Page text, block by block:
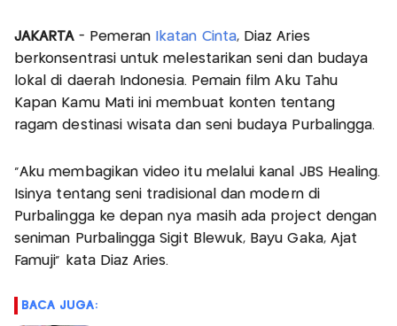
JAKARTA- Pemeran Ikatan Cinta, Diaz Aries
berkonsentrasi untuk melestarikan seni dan budaya
lokal di daerah Indonesia. Pemain film Aku Tahu
Kapan Kamu Mati ini membuat konten tentang
ragam destinasi wisata dan seni budaya Purbalingga.
"Aku membagikan video itu melalui kanal JBS Healing.
Isinya tentang seni tradisional dan modern di
Purbalingga ke depan nya masih ada project dengan
seniman Purbalingga Sigit Blewuk, Bayu Gaka, Ajat
Famuji" kata Diaz Aries.
BACA JUGA: